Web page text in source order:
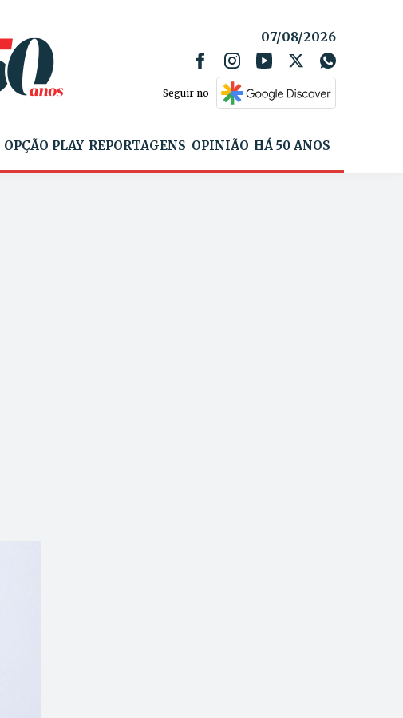
07/08/2026
Seguir no
OPÇÃO PLAY REPORTAGENS OPINIÃO HÁ 50 ANOS